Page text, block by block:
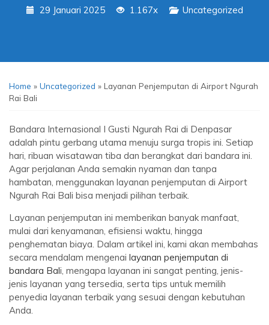
29 Januari 2025 1.167x Uncategorized
Home » Uncategorized » Layanan Penjemputan di Airport Ngurah
Rai Bali
Bandara Internasional I Gusti Ngurah Rai di Denpasar
adalah pintu gerbang utama menuju surga tropis ini. Setiap
hari, ribuan wisatawan tiba dan berangkat dari bandara ini.
Agar perjalanan Anda semakin nyaman dan tanpa
hambatan, menggunakan layanan penjemputan di Airport
Ngurah Rai Bali bisa menjadi pilihan terbaik.
Layanan penjemputan ini memberikan banyak manfaat,
mulai dari kenyamanan, efisiensi waktu, hingga
penghematan biaya. Dalam artikel ini, kami akan membahas
secara mendalam mengenai layanan penjemputan di
bandara Bali, mengapa layanan ini sangat penting, jenis-
jenis layanan yang tersedia, serta tips untuk memilih
penyedia layanan terbaik yang sesuai dengan kebutuhan
Anda.